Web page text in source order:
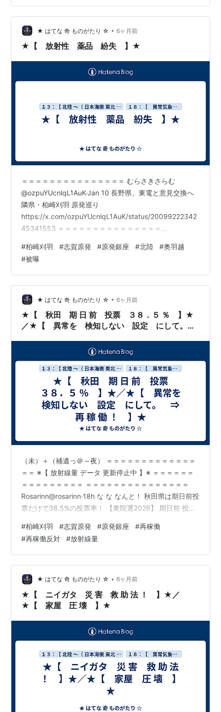
https://x.com/ozpuYUcnlqL1AuK/status/20226146277
88689860 ＝＝＝ 中性子 測定機器に不具合 再稼働の柏
崎刈羽原発 h…
★ はてな 奇 ものがたり ☆ • 6ヶ月前
★【 放射性 薬品 紛失 】★
＝＝＝＝＝＝＝＝＝＝＝＝＝＝＝ むらさきさらむ
@ozpuYUcnlqL1AuK·Jan 10 長野県、東電と意見交換へ
隣県・柏崎刈羽 原発巡り
https://x.com/ozpuYUcnlqL1AuK/status/20099222342
45341553 ＝＝＝＝＝＝＝＝＝＝＝＝＝＝＝
49567223 ＝＝＝＝＝＝＝＝＝＝＝＝＝＝＝ むらさきさ
らむ@ozpuYUcnlqL1AuK·Jan 8 関電原発訴訟で住民側控
訴 福井県内の7基、 大津地裁の判決に不服
https://x.com/ozpu…
#柏崎刈羽 #志賀原発 #原発銀座 #北陸 #奥羽越
#被曝
★ はてな 奇 ものがたり ☆ • 6ヶ月前
★【 秋田 期 日 前 投票 ３８．５ ％ 】★
／★【 異常を 検知しない 設定 にして。
（未）＋（補遺っ＠～夜） ＝＝＝＝＝＝＝＝＝＝＝＝＝
＝＝ ※【 放射線量 データ 更新停止中 】※ ＝＝＝＝＝＝
＝＝＝＝＝＝＝＝＝ ＝＝＝＝＝＝＝＝＝＝＝＝＝＝＝
Rosarinn@rosarinn·18h な な なんと！ 秋田県は期日前投
票だけで38.5%の投票率！ 【衆院選2026】 期日前 投票
https://x.com/rosarinn/status/2020416892742365283
?s=20 ↑ まーさん@MA_nukeno_SAKO·Feb 9 …そら
ぁ、「 保守 凹獄 」になるわけだ…★
https://x.com/MA_nukeno_SAKO/status…
#柏崎刈羽 #志賀原発 #原発銀座 #再稼働
#再稼働反対 #放射線量
★ はてな 奇 ものがたり ☆ • 6ヶ月前
★【 ニイガタ 災 害 救 助 法 ！ 】★／
★【 家屋 圧 壊 】★